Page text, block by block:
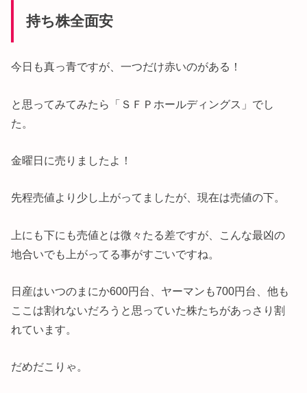
持ち株全面安
今日も真っ青ですが、一つだけ赤いのがある！
と思ってみてみたら「ＳＦＰホールディングス」でし
た。
金曜日に売りましたよ！
先程売値より少し上がってましたが、現在は売値の下。
上にも下にも売値とは微々たる差ですが、こんな最凶の
地合いでも上がってる事がすごいですね。
日産はいつのまにか600円台、ヤーマンも700円台、他も
ここは割れないだろうと思っていた株たちがあっさり割
れています。
だめだこりゃ。